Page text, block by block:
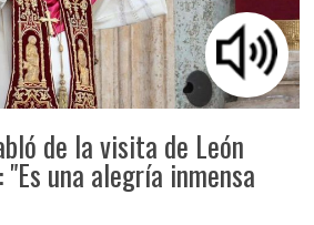
de la visita de León
"Es una alegría inmensa